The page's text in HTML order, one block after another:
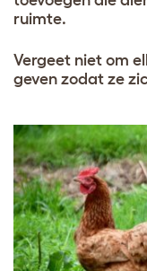
ruimte.
Vergeet niet om
geven zodat ze